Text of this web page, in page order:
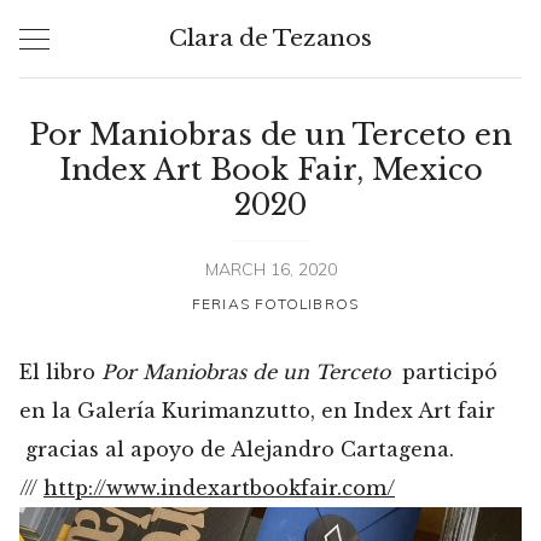
Clara de Tezanos
Por Maniobras de un Terceto en
Index Art Book Fair, Mexico
2020
MARCH 16, 2020
FERIAS FOTOLIBROS
El libro Por Maniobras de un Terceto participó
en la Galería Kurimanzutto, en Index Art fair
gracias al apoyo de Alejandro Cartagena.
/// http://www.indexartbookfair.com/